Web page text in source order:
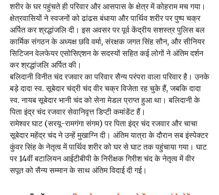
शरीर के घर पहुंचते ही परिवार और आसपास के क्षेत्र में कोहराम मच गया।
क्षेत्रवासियों ने स्वजनों को ढांढस बंधाया और पार्थिव शरीर पर पुष्प चक्र
अर्पित कर श्रद्धांजलि दी। इस अवसर पर पूर्व केंद्रीय सशस्त्र पुलिस बल
कार्मिक संगठन के अध्यक्ष छवि वर्मा, संरक्षक जगत सिंह सौन, और सीनियर
सिटिजन वेलफेयर एसोसिएशन के सदस्यों सहित कई लोगों ने अंतिम दर्शन
कर श्रद्धांजलि अर्पित की।
बलिदानी विनीत चंद रजवार का परिवार सैन्य परंपरा वाला परिवार है। उनके
बड़े दादा स्व. सूबेदार चंद्री चंद वीर चक्र विजेता रह चुके हैं, जबकि दादा
स्व. नायब सूबेदार भानी चंद को सेना मेडल प्राप्त हुआ था। बलिदानी के
पिता इंद्र चंद रजवार सेवानिवृत्त डिप्टी कमांडेंट हैं।
रामेश्वर घाट (सरयू-रामगंगा संगम) पर पिता इंद्र चंद रजवार और चाचा
सूबेदार महेंद्र चंद ने उन्हें मुखाग्नि दी। अंतिम यात्रा के दौरान सब इंस्पेक्टर
कुंवर सिंह के नेतृत्व में पार्थिव शरीर को घर से घाट तक पहुंचाया गया। घाट
पर 14वीं बटालियन आईटीबीपी के निरीक्षक गिरीश चंद के नेतृत्व में वीर
सपूत को सैन्य सम्मान के साथ अंतिम विदाई दी गई।